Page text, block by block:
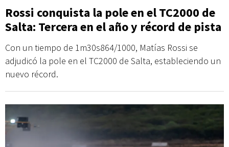
Rossi conquista la pole en el TC2000 de
Salta: Tercera en el año y récord de pista
Con un tiempo de 1m30s864/1000, Matías Rossi se
adjudicó la pole en el TC2000 de Salta, estableciendo un
nuevo récord.